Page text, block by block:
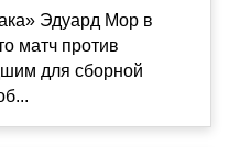
Эдуард Мор в
матч против
для сборной